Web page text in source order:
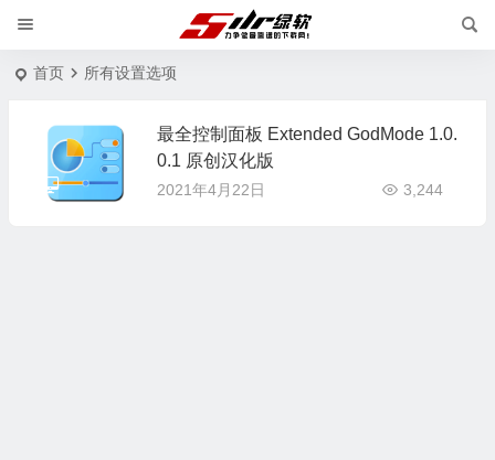
首页 所有设置选项
最全控制面板 Extended GodMode 1.0.
0.1 原创汉化版
2021年4月22日 3,244